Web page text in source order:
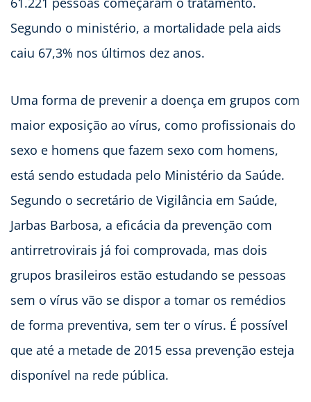
Segundo o ministério, a mortalidade pela aids
caiu 67,3% nos últimos dez anos.
Uma forma de prevenir a doença em grupos com
maior exposição ao vírus, como profissionais do
sexo e homens que fazem sexo com homens,
está sendo estudada pelo Ministério da Saúde.
Segundo o secretário de Vigilância em Saúde,
Jarbas Barbosa, a eficácia da prevenção com
antirretrovirais já foi comprovada, mas dois
grupos brasileiros estão estudando se pessoas
sem o vírus vão se dispor a tomar os remédios
de forma preventiva, sem ter o vírus. É possível
que até a metade de 2015 essa prevenção esteja
disponível na rede pública.